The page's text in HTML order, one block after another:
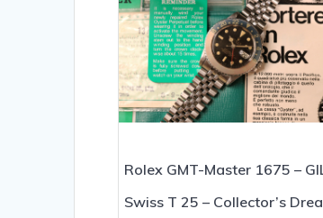
Rolex GMT-Master 1675 –
Swiss T 25 – Collector’s